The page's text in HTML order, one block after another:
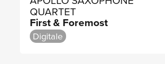
QUARTET
First & Foremost
Digitale